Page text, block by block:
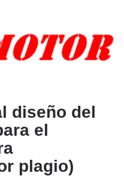
diseño del
el
plagio)